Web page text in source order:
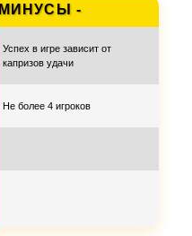
МИНУСЫ -
Успех в игре зависит от
капризов удачи
Не более 4 игроков